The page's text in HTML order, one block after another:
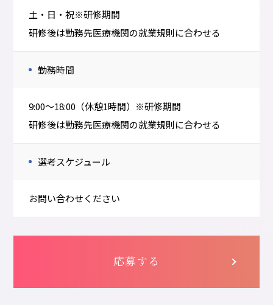
土・日・祝※研修期間
研修後は勤務先医療機関の就業規則に合わせる
勤務時間
9:00～18:00（休憩1時間）※研修期間
研修後は勤務先医療機関の就業規則に合わせる
選考スケジュール
お問い合わせください
応募する